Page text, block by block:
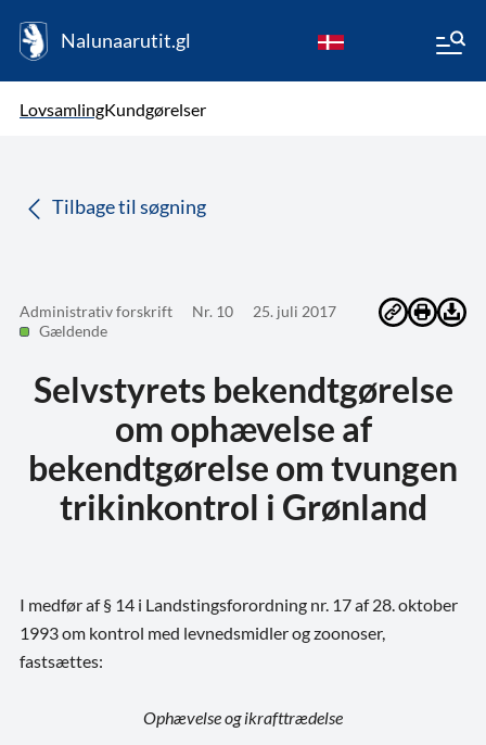
Nalunaarutit.gl
LovsamlingKundgørelser
Tilbage til søgning
Administrativ forskrift Nr. 10
25. juli 2017
Gældende
Selvstyrets bekendtgørelse
om ophævelse af
bekendtgørelse om tvungen
trikinkontrol i Grønland
I medfør af § 14 i Landstingsforordning nr. 17 af 28. oktober
1993 om kontrol med levnedsmidler og zoonoser,
fastsættes:
Ophævelse og ikrafttrædelse